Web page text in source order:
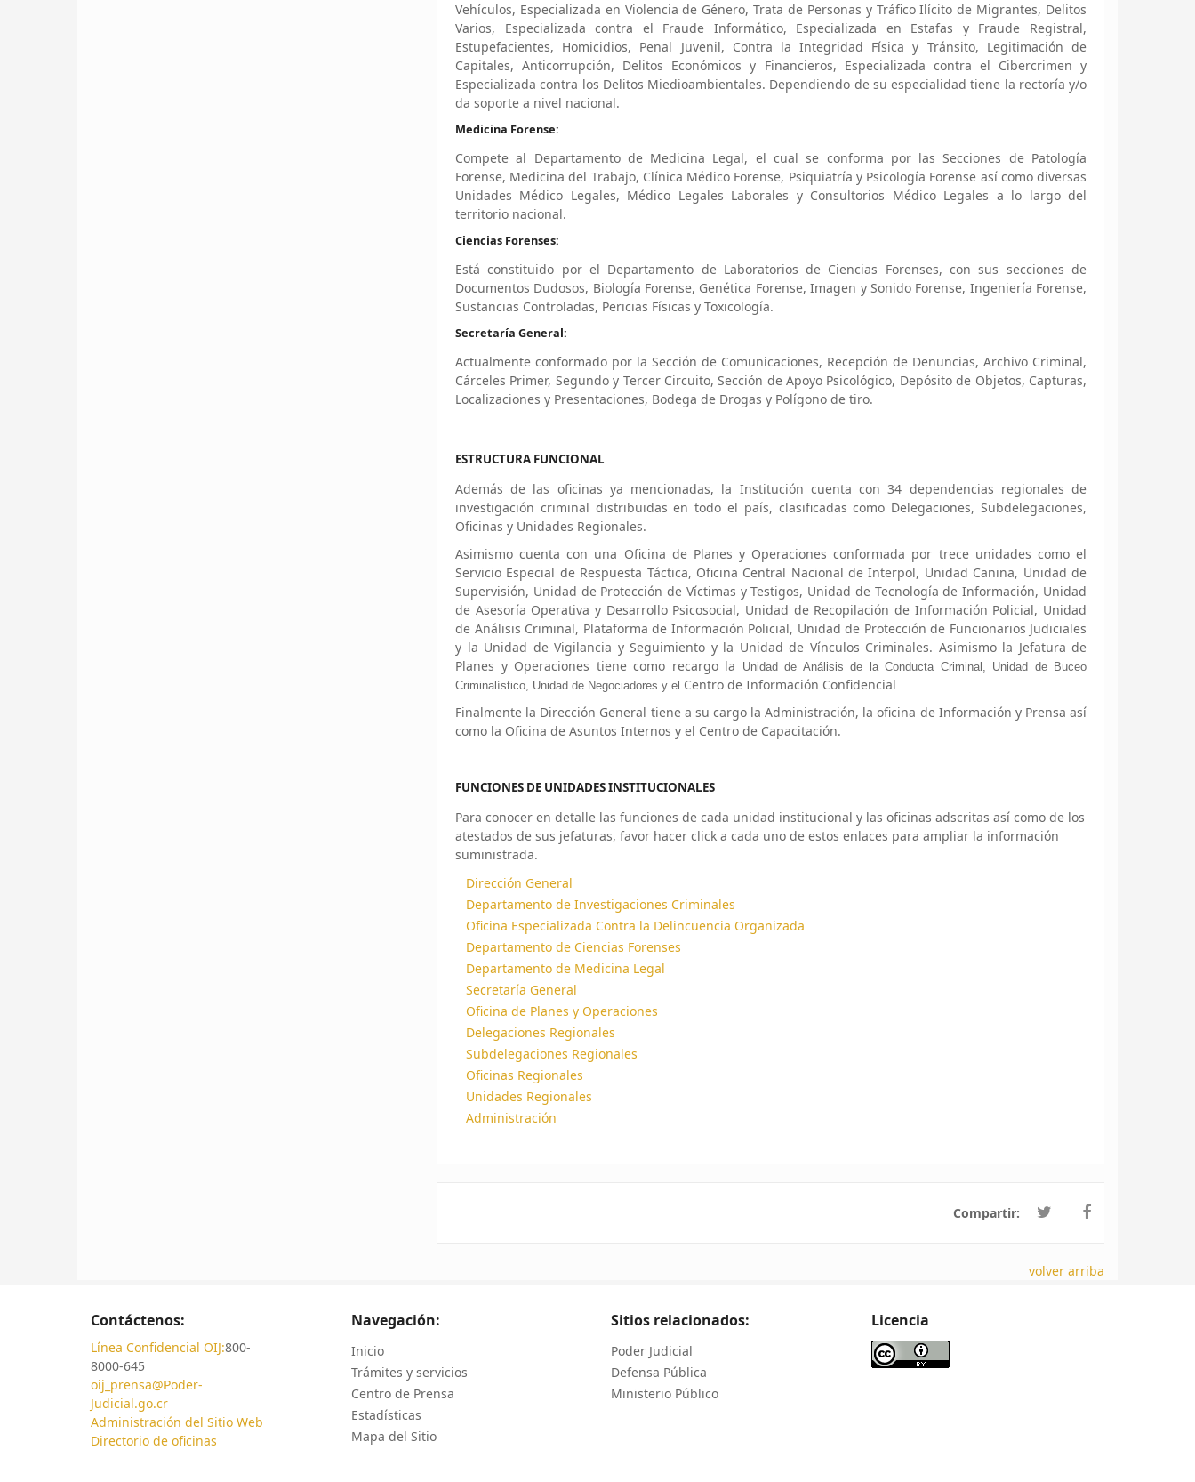
Vehículos, Especializada en Violencia de Género, Trata de Personas y Tráfico Ilícito de Migrantes, Delitos
Varios, Especializada contra el Fraude Informático, Especializada en Estafas y Fraude Registral,
Estupefacientes, Homicidios, Penal Juvenil, Contra la Integridad Física y Tránsito, Legitimación de
Capitales, Anticorrupción, Delitos Económicos y Financieros, Especializada contra el Cibercrimen y
Especializada contra los Delitos Miedioambientales. Dependiendo de su especialidad tiene la rectoría y/o
da soporte a nivel nacional.
Medicina Forense:
Compete al Departamento de Medicina Legal, el cual se conforma por las Secciones de Patología
Forense, Medicina del Trabajo, Clínica Médico Forense, Psiquiatría y Psicología Forense así como diversas
Unidades Médico Legales, Médico Legales Laborales y Consultorios Médico Legales a lo largo del
territorio nacional.
Ciencias Forenses:
Está constituido por el Departamento de Laboratorios de Ciencias Forenses, con sus secciones de
Documentos Dudosos, Biología Forense, Genética Forense, Imagen y Sonido Forense, Ingeniería Forense,
Sustancias Controladas, Pericias Físicas y Toxicología.
Secretaría General:
Actualmente conformado por la Sección de Comunicaciones, Recepción de Denuncias, Archivo Criminal,
Cárceles Primer, Segundo y Tercer Circuito, Sección de Apoyo Psicológico, Depósito de Objetos, Capturas,
Localizaciones y Presentaciones, Bodega de Drogas y Polígono de tiro.
ESTRUCTURA FUNCIONAL
Además de las oficinas ya mencionadas, la Institución cuenta con 34 dependencias regionales de
investigación criminal distribuidas en todo el país, clasificadas como Delegaciones, Subdelegaciones,
Oficinas y Unidades Regionales.
Asimismo cuenta con una Oficina de Planes y Operaciones conformada por trece unidades como el
Servicio Especial de Respuesta Táctica, Oficina Central Nacional de Interpol, Unidad Canina, Unidad de
Supervisión, Unidad de Protección de Víctimas y Testigos, Unidad de Tecnología de Información, Unidad
de Asesoría Operativa y Desarrollo Psicosocial, Unidad de Recopilación de Información Policial, Unidad
de Análisis Criminal, Plataforma de Información Policial, Unidad de Protección de Funcionarios Judiciales
y la Unidad de Vigilancia y Seguimiento y la Unidad de Vínculos Criminales. Asimismo la Jefatura de
Planes y Operaciones tiene como recargo la
Unidad de Análisis de la Conducta Criminal, Unidad de Buceo
Criminalístico, Unidad de Negociadores y el Centro de Información Confidencial.
Finalmente la Dirección General tiene a su cargo la Administración, la oficina de Información y Prensa así
como la Oficina de Asuntos Internos y el Centro de Capacitación.
FUNCIONES DE UNIDADES INSTITUCIONALES
Para conocer en detalle las funciones de cada unidad institucional y las oficinas adscritas así como de los
atestados de sus jefaturas, favor hacer click a cada uno de estos enlaces para ampliar la información
suministrada.
Dirección General
Departamento de Investigaciones Criminales
Oficina Especializada Contra la Delincuencia Organizada
Departamento de Ciencias Forenses
Departamento de Medicina Legal
Secretaría General
Oficina de Planes y Operaciones
Delegaciones Regionales
Subdelegaciones Regionales
Oficinas Regionales
Unidades Regionales
Administración
Compartir:
volver arriba
Contáctenos:
Línea Confidencial OIJ:800-
8000-645
oij_prensa@Poder-
Judicial.go.cr
Administración del Sitio Web
Directorio de oficinas
Navegación:
Inicio
Trámites y servicios
Centro de Prensa
Estadísticas
Mapa del Sitio
Sitios relacionados:
Poder Judicial
Defensa Pública
Ministerio Público
Licencia